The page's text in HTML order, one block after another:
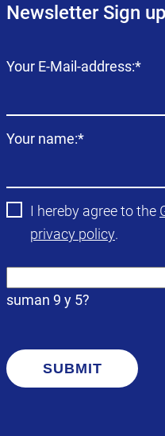
Newsletter Sign up
Campo
Your E-Mail-address:*
Campo
Your name:*
I hereby agree to the
privacy policy.
suman 9 y 5?
SUBMIT